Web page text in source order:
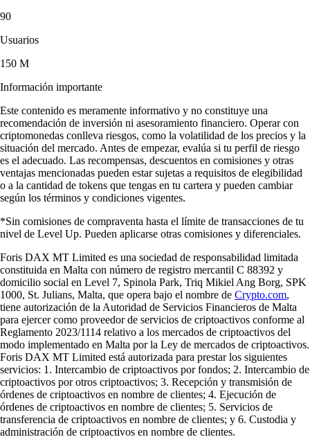
90
Usuarios
150 M
Información importante
Este contenido es meramente informativo y no constituye una
recomendación de inversión ni asesoramiento financiero. Operar con
criptomonedas conlleva riesgos, como la volatilidad de los precios y la
situación del mercado. Antes de empezar, evalúa si tu perfil de riesgo
es el adecuado. Las recompensas, descuentos en comisiones y otras
ventajas mencionadas pueden estar sujetas a requisitos de elegibilidad
o a la cantidad de tokens que tengas en tu cartera y pueden cambiar
según los términos y condiciones vigentes.
*Sin comisiones de compraventa hasta el límite de transacciones de tu
nivel de Level Up. Pueden aplicarse otras comisiones y diferenciales.
Foris DAX MT Limited es una sociedad de responsabilidad limitada
constituida en Malta con número de registro mercantil C 88392 y
domicilio social en Level 7, Spinola Park, Triq Mikiel Ang Borg, SPK
1000, St. Julians, Malta, que opera bajo el nombre de Crypto.com,
tiene autorización de la Autoridad de Servicios Financieros de Malta
para ejercer como proveedor de servicios de criptoactivos conforme al
Reglamento 2023/1114 relativo a los mercados de criptoactivos del
modo implementado en Malta por la Ley de mercados de criptoactivos.
Foris DAX MT Limited está autorizada para prestar los siguientes
servicios: 1. Intercambio de criptoactivos por fondos; 2. Intercambio de
criptoactivos por otros criptoactivos; 3. Recepción y transmisión de
órdenes de criptoactivos en nombre de clientes; 4. Ejecución de
órdenes de criptoactivos en nombre de clientes; 5. Servicios de
transferencia de criptoactivos en nombre de clientes; y 6. Custodia y
administración de criptoactivos en nombre de clientes.